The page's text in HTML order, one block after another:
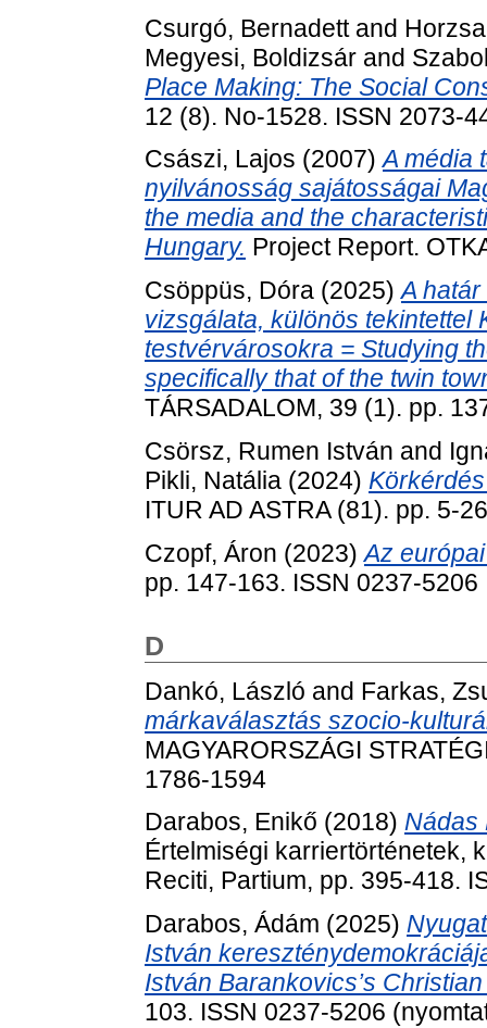
Csurgó, Bernadettand
Megyesi, Boldizsár and
Place Making: The Social
12 (8). No-1528. ISSN 2073-
Császi, Lajos (2007)A média
nyilvánosság sajátosságai
the media and the
Hungary. Project Report.
Csöppüs, Dóra (2025)A
vizsgálata, különös tekintettel
testvérvárosokra = Studying
specifically that of the twin
TÁRSADALOM, 39 (1). pp.
Csörsz, Rumen István and
Pikli, Natália (2024)
ITUR AD ASTRA (81). pp. 5-
Czopf, Áron (2023)Az
pp. 147-163. ISSN 0237-5206
D
Dankó, László and Farkas,
márkaválasztás szocio-
MAGYARORSZÁGI
1786-1594
Darabos, Enikő (2018) Nádas
Értelmiségi karriertörténetek,
Reciti, Partium, pp. 395-418.
Darabos, Ádám (2025)
István
István Barankovics’s
103. ISSN 0237-5206